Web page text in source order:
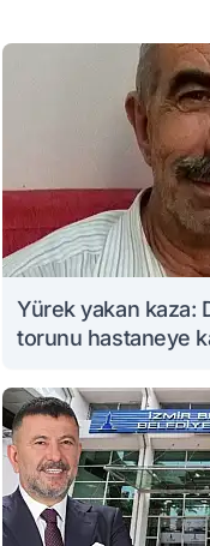
Yürek yakan kaza:
torunu hastaneye